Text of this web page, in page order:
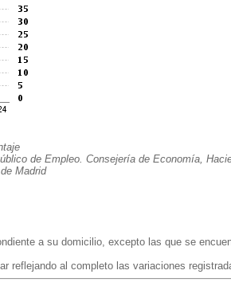
de Empleo. Consejería de Economía,
Madrid
a su domicilio, excepto las que se
al completo las variaciones